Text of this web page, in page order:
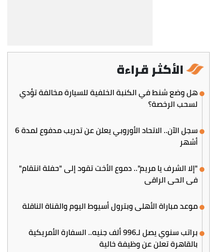
الأكثر قراءة
هل وضع شنط في الكنبة الخلفية للسيارة مخالفة تؤدي
لسحب الرخصة؟
سجل الآن.. الاتحاد الأوروبي يعلن عن تدريب مدفوع لمدة 6
أشهر
"إلا الشرف يا مريم".. دموع الأخت تقود إلى "حفلة انتقام"
في الحي الراقي
موعد مباراة الأهلي وبترول أسيوط اليوم والقناة الناقلة
براتب سنوي يصل لـ996 ألف جنيه.. السفارة الأمريكية
بالقاهرة تعلن عن وظيفة خالية